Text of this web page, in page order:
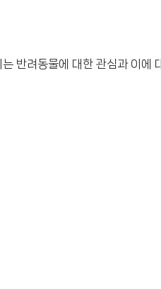
반려동물에 대한 관심과 이에